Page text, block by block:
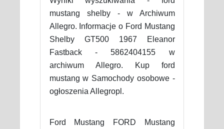
mustang shelby - w Archiwum
Allegro. Informacje o Ford Mustang
Shelby GT500 1967 Eleanor
Fastback - 5862404155 w
archiwum Allegro. Kup ford
mustang w Samochody osobowe -
ogłoszenia Allegropl.
Ford Mustang FORD Mustang